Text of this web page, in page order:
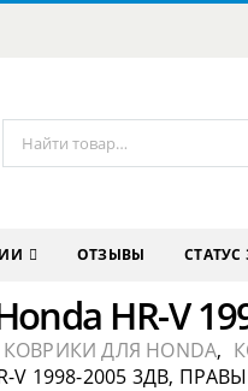
ОТЗЫВЫ СТАТУС
HR-V
КОВРИКИ ДЛЯ HONDA,
V 1998-2005 3ДВ,